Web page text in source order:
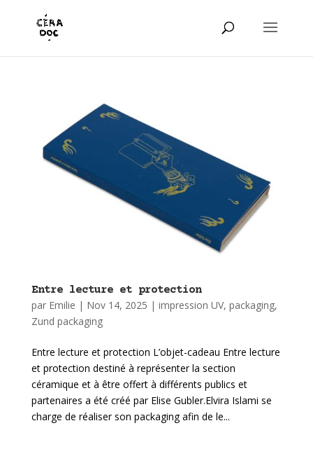
Entre lecture et protection
par Emilie | Nov 14, 2025 | impression UV, packaging,
Zund packaging
Entre lecture et protection L’objet-cadeau Entre lecture
et protection destiné à représenter la section
céramique et à être offert à différents publics et
partenaires a été créé par Elise Gubler.Elvira Islami se
charge de réaliser son packaging afin de le...